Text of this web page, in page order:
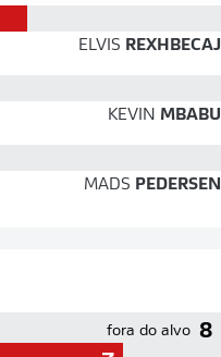
ELVIS REXHBECAJ
KEVIN MBABU
MADS PEDERSEN
8
fora do alvo